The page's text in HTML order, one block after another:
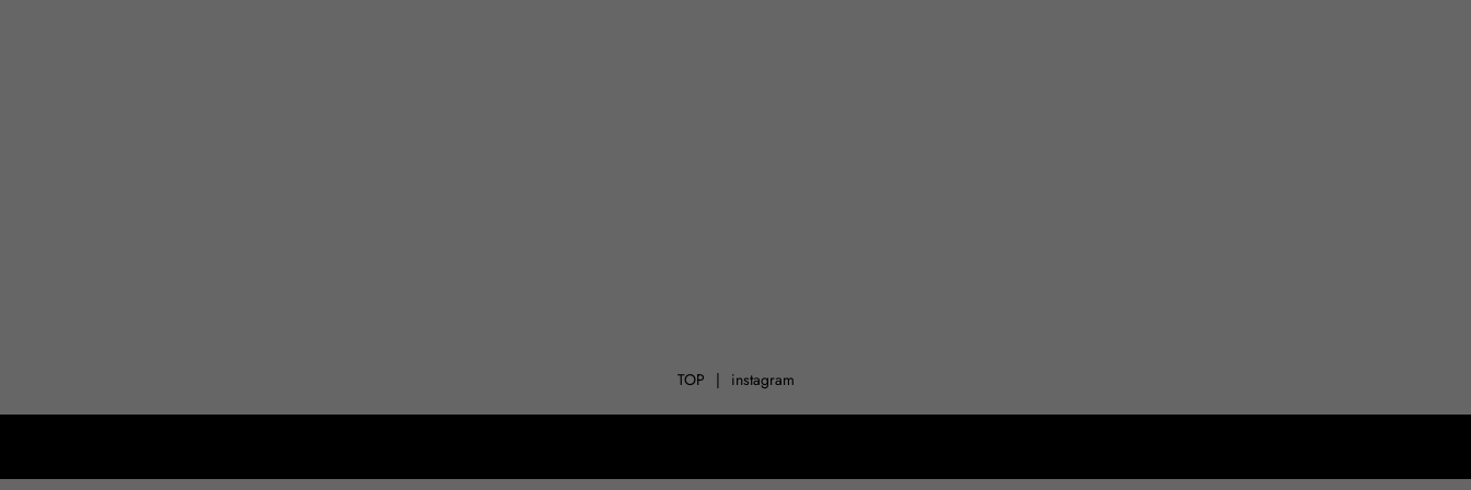
TOP instagram